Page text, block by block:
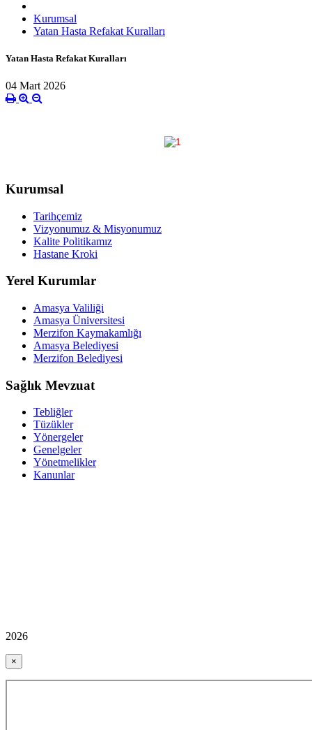
Kurumsal
Yatan Hasta Refakat Kuralları
Yatan Hasta Refakat Kuralları
04 Mart 2026
Kurumsal
Tarihçemiz
Vizyonumuz & Misyonumuz
Kalite Politikamız
Hastane Kroki
Yerel Kurumlar
Amasya Valiliği
Amasya Üniversitesi
Merzifon Kaymakamlığı
Amasya Belediyesi
Merzifon Belediyesi
Sağlık Mevzuat
Tebliğler
Tüzükler
Yönergeler
Genelgeler
Yönetmelikler
Kanunlar
2026
×